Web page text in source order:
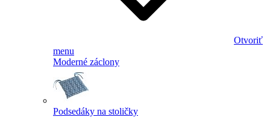
Otvoriť
menu
Moderné záclony
Podsedáky na stoličky